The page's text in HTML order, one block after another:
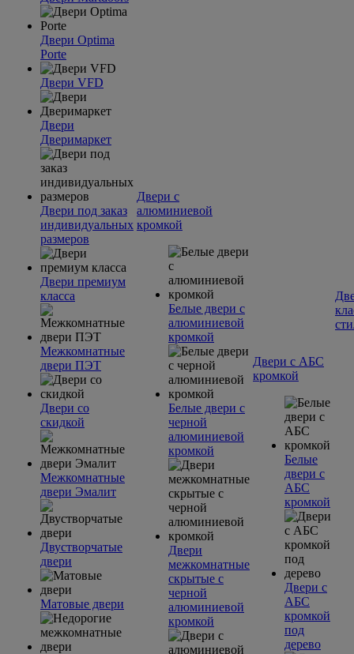
Двери Optima
Porte
Двери VFD
Двери
Дверимаркет
Двери под заказ
индивидуальных
размеров
Двери премиум
класса
Межкомнатные
двери ПЭТ
Двери со
скидкой
Межкомнатные
двери Эмалит
Двустворчатые
двери
Матовые двери
Двери с
алюминиевой
кромкой
Белые двери с
алюминиевой
кромкой
Белые двери с
черной
алюминиевой
кромкой
Двери
межкомнатные
скрытые с
черной
алюминиевой
кромкой
Двери с АБС
кромкой
Белые
двери с
АБС
кромкой
Двери с
АБС
кромкой
под
дерево